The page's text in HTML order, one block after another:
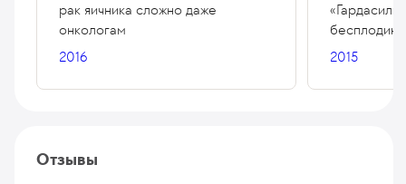
рак яичника сложно даже
онкологам
2016
«Гардасил»
бесплодию
2015
Отзывы